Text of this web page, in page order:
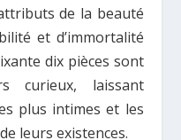
de la beauté
et d’immortalité
dix pièces sont
curieux, laissant
plus intimes et les
leurs existences.